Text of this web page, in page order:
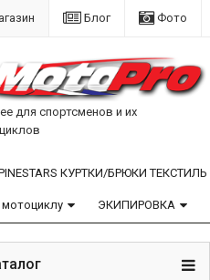
Блог Фото
для спортсменов и их
КУРТКИ/БРЮКИ ТЕКСТИЛЬ
ЭКИПИРОВКА